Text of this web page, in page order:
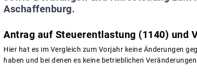
Aschaffenburg.
Antrag auf Steuerentlastung (1140) und
Hier hat es im Vergleich zum Vorjahr keine Änderungen
haben und bei denen es keine betrieblichen